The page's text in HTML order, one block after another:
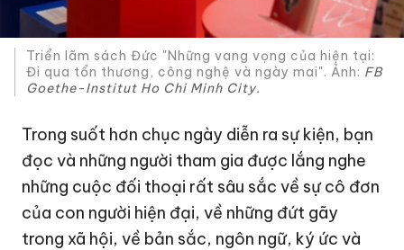
Triển lãm sách Đức "Những vang vọng của hiện tại:
Đi qua tổn thương, công nghệ và ngày mai". Ảnh: FB
Goethe-Institut Ho Chi Minh City.
Trong suốt hơn chục ngày diễn ra sự kiện, bạn
đọc và những người tham gia được lắng nghe
những cuộc đối thoại rất sâu sắc về sự cô đơn
của con người hiện đại, về những đứt gãy
trong xã hội, về bản sắc, ngôn ngữ, ký ức và